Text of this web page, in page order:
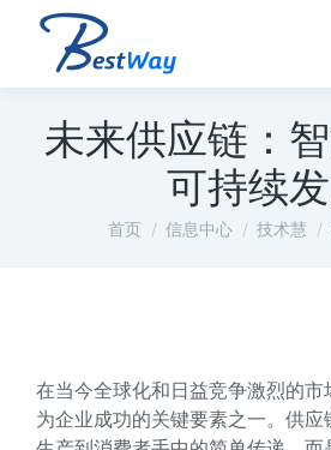
未来供应链：
可持续
您在这里：
首页 信息中心 技术慧
在当今全球化和日益竞争激烈的
为企业成功的关键要素之一。供